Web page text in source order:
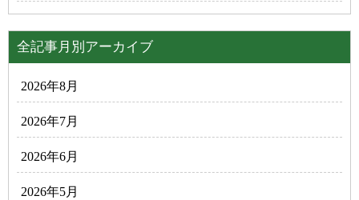
全記事月別アーカイブ
2026年8月
2026年7月
2026年6月
2026年5月